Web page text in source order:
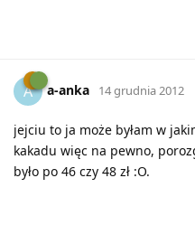
A a-anka 14 grudnia 2012
jejciu to ja może byłam w
kakadu więc na pewno,
było po 46 czy 48 zł :O.